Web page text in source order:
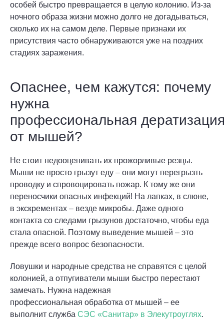
особей быстро превращается в целую колонию. Из-за
ночного образа жизни можно долго не догадываться,
сколько их на самом деле. Первые признаки их
присутствия часто обнаруживаются уже на поздних
стадиях заражения.
Опаснее, чем кажутся: почему
нужна
профессиональная
от мышей?
Не стоит недооценивать их прожорливые резцы.
Мыши не просто грызут еду – они могут перегрызть
проводку и спровоцировать пожар. К тому же они
переносчики опасных инфекций! На лапках, в слюне,
в экскрементах – везде микробы. Даже одного
контакта со следами грызунов достаточно, чтобы еда
стала опасной. Поэтому выведение мышей – это
прежде всего вопрос безопасности.
Ловушки и народные средства не справятся с целой
колонией, а отпугиватели мыши быстро перестают
замечать. Нужна надежная
профессиональная обработка от мышей – ее
выполнит служба СЭС «Санитар» в Элекутроуглях.